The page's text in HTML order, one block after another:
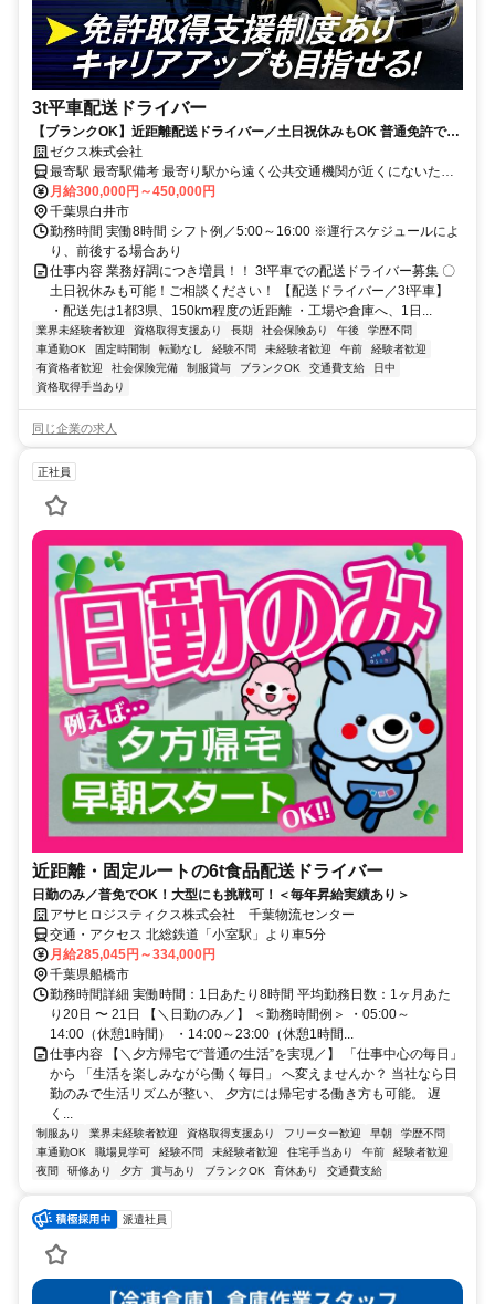
3t平車配送ドライバー
【ブランクOK】近距離配送ドライバー／土日祝休みもOK 普通免許で
OK！資格取得支援制度あり
ゼクス株式会社
最寄駅 最寄駅備考 最寄り駅から遠く公共交通機関が近くにないた
め、車やバイクなどご自身で通勤手段の確保をお願いします(無料駐
車場完備)
月給300,000円～450,000円
千葉県白井市
勤務時間 実働8時間 シフト例／5:00～16:00 ※運行スケジュールによ
り、前後する場合あり
仕事内容 業務好調につき増員！！ 3t平車での配送ドライバー募集 〇
土日祝休みも可能！ご相談ください！ 【配送ドライバー／3t平車】
・配送先は1都3県、150km程度の近距離 ・工場や倉庫へ、1日...
業界未経験者歓迎 資格取得支援あり 長期 社会保険あり 午後
学歴不問
車通勤OK
固定時間制 転勤なし 経験不問 未経験者歓迎 午前
経験者歓迎
有資格者歓迎
社会保険完備 制服貸与 ブランクOK 交通費支給
日中
資格取得手当あり
同じ企業の求人
正社員
近距離・固定ルートの6t食品配送ドライバー
日勤のみ／普免でOK！大型にも挑戦可！＜毎年昇給実績あり＞
アサヒロジスティクス株式会社 千葉物流センター
交通・アクセス 北総鉄道「小室駅」より車5分
月給285,045円～334,000円
千葉県船橋市
勤務時間詳細 実働時間：1日あたり8時間 平均勤務日数：1ヶ月あた
り20日 〜 21日 【＼日勤のみ／】 ＜勤務時間例＞ ・05:00～
14:00（休憩1時間） ・14:00～23:00（休憩1時間...
仕事内容 【＼夕方帰宅で“普通の生活”を実現／】 「仕事中心の毎日」
から 「生活を楽しみながら働く毎日」 へ変えませんか？ 当社なら日
勤のみで生活リズムが整い、 夕方には帰宅する働き方も可能。 遅
く...
制服あり 業界未経験者歓迎 資格取得支援あり フリーター歓迎 早朝
学歴不問
車通勤OK
職場見学可 経験不問 未経験者歓迎 住宅手当あり 午前
経験者歓迎
夜間
研修あり 夕方 賞与あり ブランクOK 育休あり 交通費支給
派遣社員